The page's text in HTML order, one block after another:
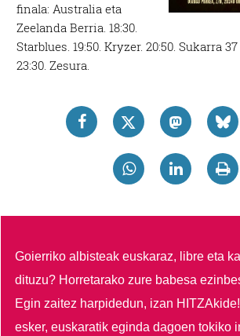
finala: Australia eta
Zeelanda Berria. 18:30.
Starblues. 19:50. Kryzer. 20:50. Sukarra
23:30. Zesura.
Goierriko albisteak euskaraz, libre eta
dituzu? Horretarako zure babesa
Egin zaitez harpidedun, izan
esker, euskaratik eginda dagoen tokiko